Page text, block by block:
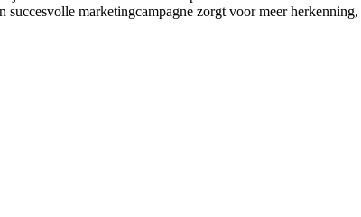
marketingcampagne zorgt voor meer herkenning,